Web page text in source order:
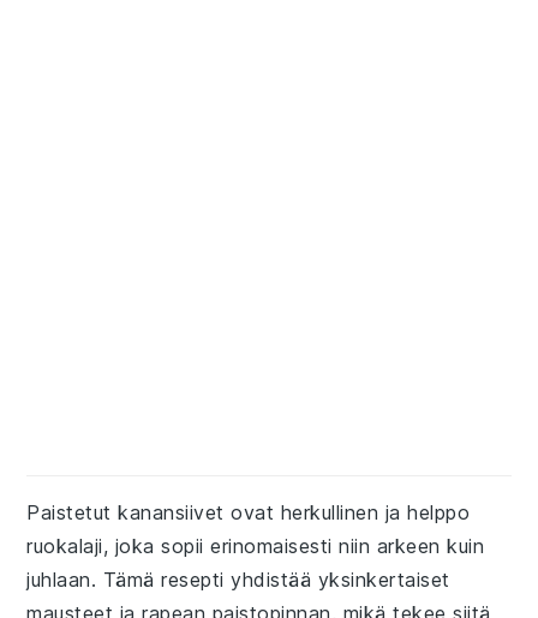
Paistetut kanansiivet ovat herkullinen ja helppo
ruokalaji, joka sopii erinomaisesti niin arkeen kuin
juhlaan. Tämä resepti yhdistää yksinkertaiset
mausteet ja rapean paistopinnan, mikä tekee siitä